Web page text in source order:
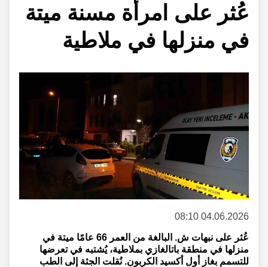
عُثر على امرأة مسنة ميتة
في منزلها في ملاطية
04.06.2026 08:10
عُثر على نبهات ش. البالغة من العمر 66 عامًا ميتة في
منزلها في منطقة باتالغازي بملاطية، يُشتبه في تعرضها
للتسمم بغاز أول أكسيد الكربون. نُقلت الجثة إلى الطب